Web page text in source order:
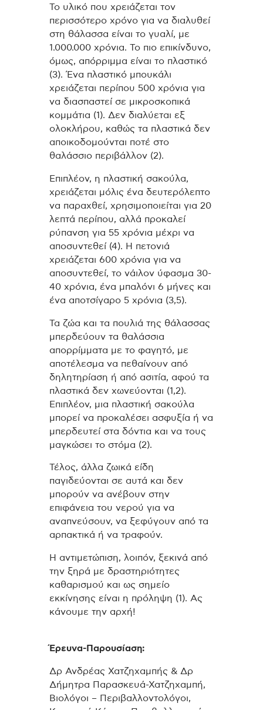
Το υλικό που χρειάζεται τον
περισσότερο χρόνο για να διαλυθεί
στη θάλασσα είναι το γυαλί, με
1.000.000 χρόνια. Το πιο επικίνδυνο,
όμως, απόρριμμα είναι το πλαστικό
(3). Ένα πλαστικό μπουκάλι
χρειάζεται περίπου 500 χρόνια για
να διασπαστεί σε μικροσκοπικά
κομμάτια (1). Δεν διαλύεται εξ
ολοκλήρου, καθώς τα πλαστικά δεν
αποικοδομούνται ποτέ στο
θαλάσσιο περιβάλλον (2).
Επιπλέον, η πλαστική σακούλα,
χρειάζεται μόλις ένα δευτερόλεπτο
να παραχθεί, χρησιμοποιείται για 20
λεπτά περίπου, αλλά προκαλεί
ρύπανση για 55 χρόνια μέχρι να
αποσυντεθεί (4). Η πετονιά
χρειάζεται 600 χρόνια για να
αποσυντεθεί, το νάιλον ύφασμα 30-
40 χρόνια, ένα μπαλόνι 6 μήνες και
ένα αποτσίγαρο 5 χρόνια (3,5).
Τα ζώα και τα πουλιά της θάλασσας
μπερδεύουν τα θαλάσσια
απορρίμματα με το φαγητό, με
αποτέλεσμα να πεθαίνουν από
δηλητηρίαση ή από ασιτία, αφού τα
πλαστικά δεν χωνεύονται (1,2).
Επιπλέον, μια πλαστική σακούλα
μπορεί να προκαλέσει ασφυξία ή να
μπερδευτεί στα δόντια και να τους
μαγκώσει το στόμα (2).
Τέλος, άλλα ζωικά είδη
παγιδεύονται σε αυτά και δεν
μπορούν να ανέβουν στην
επιφάνεια του νερού για να
αναπνεύσουν, να ξεφύγουν από τα
αρπακτικά ή να τραφούν.
Η αντιμετώπιση, λοιπόν, ξεκινά από
την ξηρά με δραστηριότητες
καθαρισμού και ως σημείο
εκκίνησης είναι η πρόληψη (1). Ας
κάνουμε την αρχή!
Έρευνα-Παρουσίαση:
Δρ Ανδρέας Χατζηχαμπής & Δρ
Δήμητρα Παρασκευά-Χατζηχαμπή,
Βιολόγοι – Περιβαλλοντολόγοι,